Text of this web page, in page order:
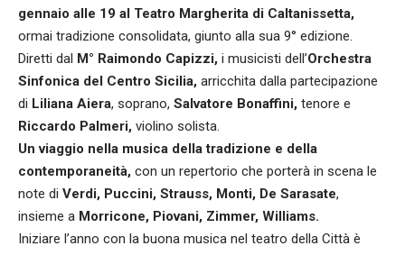
gennaio alle 19 al Teatro Margherita di Caltanissetta,
ormai tradizione consolidata, giunto alla sua 9° edizione.
Diretti dal M° Raimondo Capizzi, i musicisti dell’Orchestra
Sinfonica del Centro Sicilia, arricchita dalla partecipazione
di Liliana Aiera, soprano, Salvatore Bonaffini, tenore e
Riccardo Palmeri, violino solista.
Un viaggio nella musica della tradizione e della
contemporaneità, con un repertorio che porterà in scena le
note di Verdi, Puccini, Strauss, Monti, De Sarasate,
insieme a Morricone, Piovani, Zimmer, Williams.
Iniziare l’anno con la buona musica nel teatro della Città è